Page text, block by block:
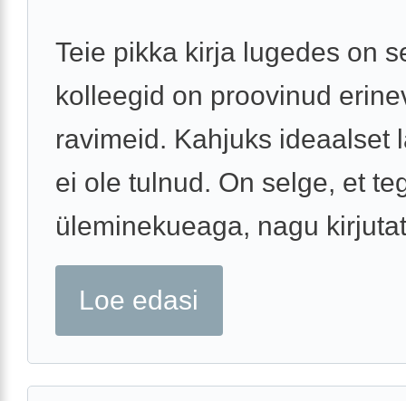
Teie pikka kirja lugedes on
kolleegid on proovinud
ravimeid. Kahjuks ideaalset
ei ole tulnud. On selge, et
üleminekueaga, nagu
Loe edasi